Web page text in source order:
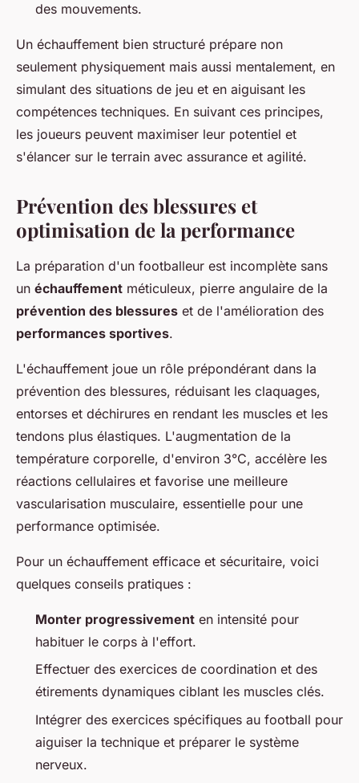
des mouvements.
Un échauffement bien structuré prépare non
seulement physiquement mais aussi mentalement, en
simulant des situations de jeu et en aiguisant les
compétences techniques. En suivant ces principes,
les joueurs peuvent maximiser leur potentiel et
s'élancer sur le terrain avec assurance et agilité.
Prévention des blessures et
optimisation de la performance
La préparation d'un footballeur est incomplète sans
un échauffement méticuleux, pierre angulaire de la
prévention des blessures et de l'amélioration des
performances sportives.
L'échauffement joue un rôle prépondérant dans la
prévention des blessures, réduisant les claquages,
entorses et déchirures en rendant les muscles et les
tendons plus élastiques. L'augmentation de la
température corporelle, d'environ 3°C, accélère les
réactions cellulaires et favorise une meilleure
vascularisation musculaire, essentielle pour une
performance optimisée.
Pour un échauffement efficace et sécuritaire, voici
quelques conseils pratiques :
Monter progressivement en intensité pour
habituer le corps à l'effort.
Effectuer des exercices de coordination et des
étirements dynamiques ciblant les muscles clés.
Intégrer des exercices spécifiques au football pour
aiguiser la technique et préparer le système
nerveux.